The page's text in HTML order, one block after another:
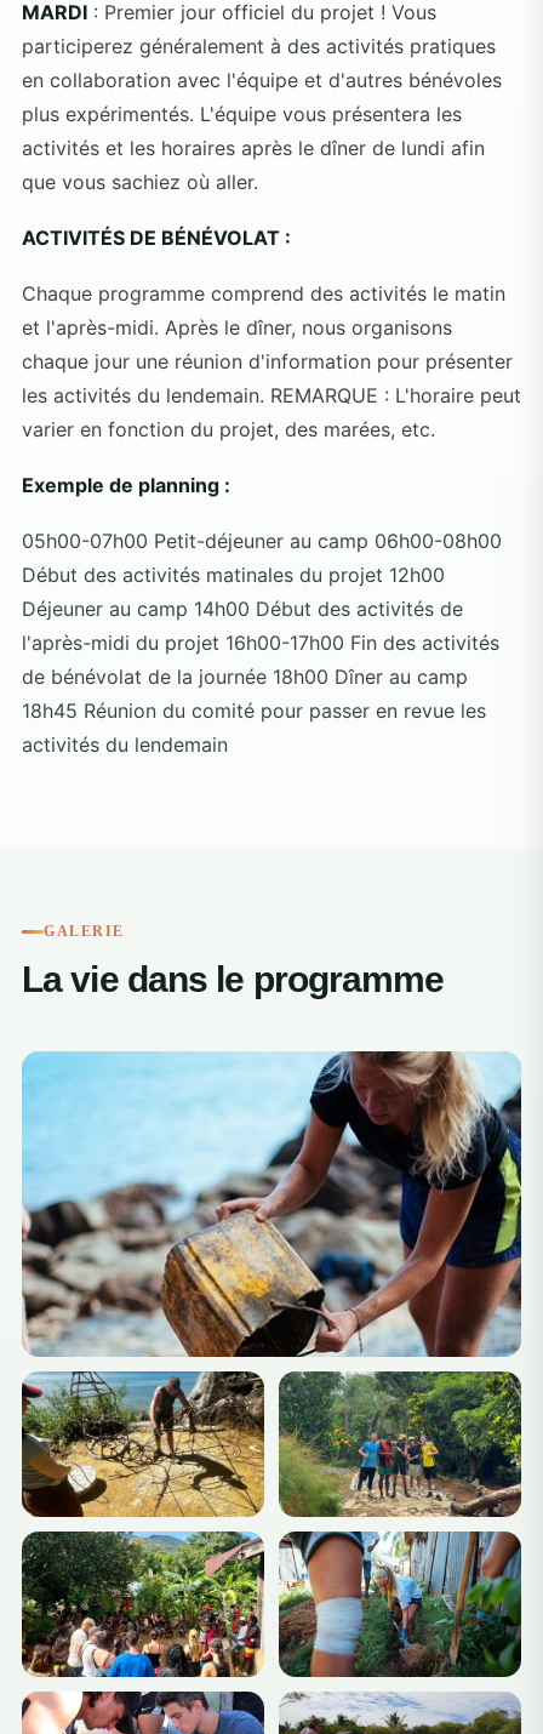
MARDI : Premier jour officiel du projet ! Vous
participerez généralement à des activités pratiques
en collaboration avec l'équipe et d'autres bénévoles
plus expérimentés. L'équipe vous présentera les
activités et les horaires après le dîner de lundi afin
que vous sachiez où aller.
ACTIVITÉS DE BÉNÉVOLAT :
Chaque programme comprend des activités le matin
et l'après-midi. Après le dîner, nous organisons
chaque jour une réunion d'information pour présenter
les activités du lendemain. REMARQUE : L'horaire peut
varier en fonction du projet, des marées, etc.
Exemple de planning :
05h00-07h00 Petit-déjeuner au camp 06h00-08h00
Début des activités matinales du projet 12h00
Déjeuner au camp 14h00 Début des activités de
l'après-midi du projet 16h00-17h00 Fin des activités
de bénévolat de la journée 18h00 Dîner au camp
18h45 Réunion du comité pour passer en revue les
activités du lendemain
GALERIE
La vie dans le programme